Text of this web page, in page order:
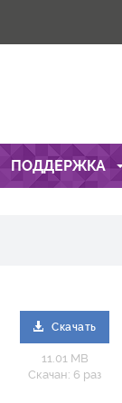
ПОДДЕРЖКА
Скачать
11.01 MB
Скачан: 6 раз